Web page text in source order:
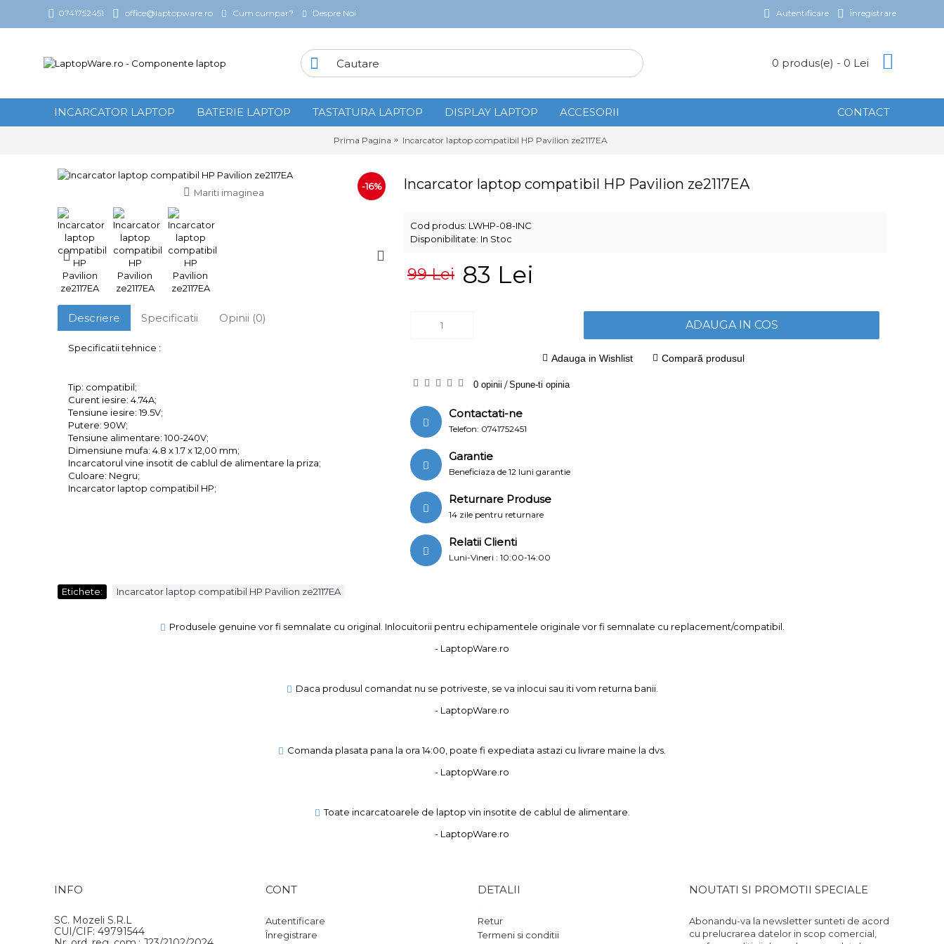
0741752451 office@laptopware.ro Cum cumpar? Despre Noi Autentificare Înregistrare
0 produs(e) - 0 Lei
INCARCATOR LAPTOP BATERIE LAPTOP TASTATURA LAPTOP DISPLAY LAPTOP ACCESORII CONTACT
Prima Pagina Incarcator laptop compatibil HP Pavilion ze2117EA
-16%
Mariti imaginea
Descriere Specificatii Opinii (0)
Specificatii tehnice :
Tip: compatibil;
Curent iesire: 4.74A;
Tensiune iesire: 19.5V;
Putere: 90W;
Tensiune alimentare: 100-240V;
Dimensiune mufa: 4.8 x 1.7 x 12,00 mm;
Incarcatorul vine insotit de cablul de alimentare la priza;
Culoare: Negru;
Incarcator laptop compatibil HP;
Incarcator laptop compatibil HP Pavilion ze2117EA
Cod produs: LWHP-08-INC
Disponibilitate: In Stoc
99 Lei 83 Lei
ADAUGA IN COS
Adauga in Wishlist Compară produsul
0 opinii /Spune-ti opinia
Contactati-ne
Telefon: 0741752451
Garantie
Beneficiaza de 12 luni garantie
Returnare Produse
14 zile pentru returnare
Relatii Clienti
Luni-Vineri : 10:00-14:00
Etichete: Incarcator laptop compatibil HP Pavilion ze2117EA
Produsele genuine vor fi semnalate cu original. Inlocuitorii pentru echipamentele originale vor fi semnalate cu replacement/compatibil.
- LaptopWare.ro
Daca produsul comandat nu se potriveste, se va inlocui sau iti vom returna banii.
- LaptopWare.ro
Comanda plasata pana la ora 14:00, poate fi expediata astazi cu livrare maine la dvs.
- LaptopWare.ro
Toate incarcatoarele de laptop vin insotite de cablul de alimentare.
- LaptopWare.ro
INFO
SC. Mozeli S.R.L
CUI/CIF: 49791544
CONT
Autentificare
Înregistrare
DETALII
Retur
Termeni si conditii
NOUTATI SI PROMOTII SPECIALE
Abonandu-va la newsletter sunteti de acord
cu prelucrarea datelor in scop comercial,